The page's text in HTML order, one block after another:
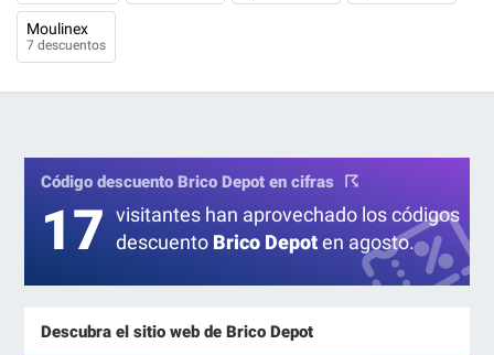
Moulinex
7 descuentos
Código descuento Brico Depot en cifras
17 visitantes han aprovechado los códigos
descuento Brico Depoten agosto.
Descubra el sitio web de Brico Depot